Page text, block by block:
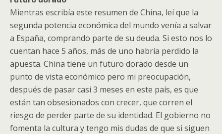
Mientras escribía este resumen de China, leí que la
segunda potencia económica del mundo venía a salvar
a España, comprando parte de su deuda. Si esto nos lo
cuentan hace 5 años, más de uno habría perdido la
apuesta. China tiene un futuro dorado desde un
punto de vista económico pero mi preocupación,
después de pasar casi 3 meses en este país, es que
están tan obsesionados con crecer, que corren el
riesgo de perder parte de su identidad. El gobierno no
fomenta la cultura y tengo mis dudas de que si siguen